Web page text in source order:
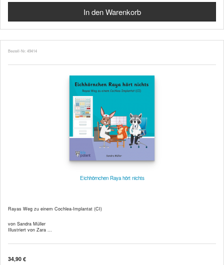
Bestell-Nr. 49414
Eichhörnchen Raya hört nichts
Rayas Weg zu einem Cochlea-Implantat (CI)
von Sandra Müller
Illustriert von Zara ...
34,90 €